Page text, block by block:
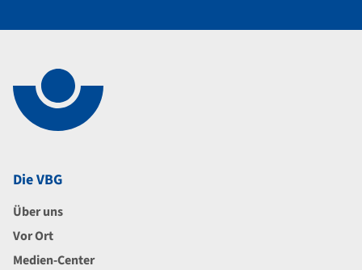
Die VBG
Über uns
Vor Ort
Medien-Center